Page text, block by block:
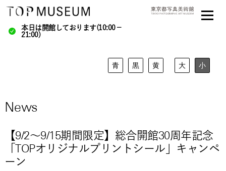
本日は開館しております(10:00－
21:00)
青 黒 黄 大 小
News
【9/2～9/15期間限定】総合開館30周年記念
「TOPオリジナルプリントシール」キャンペ
ーン